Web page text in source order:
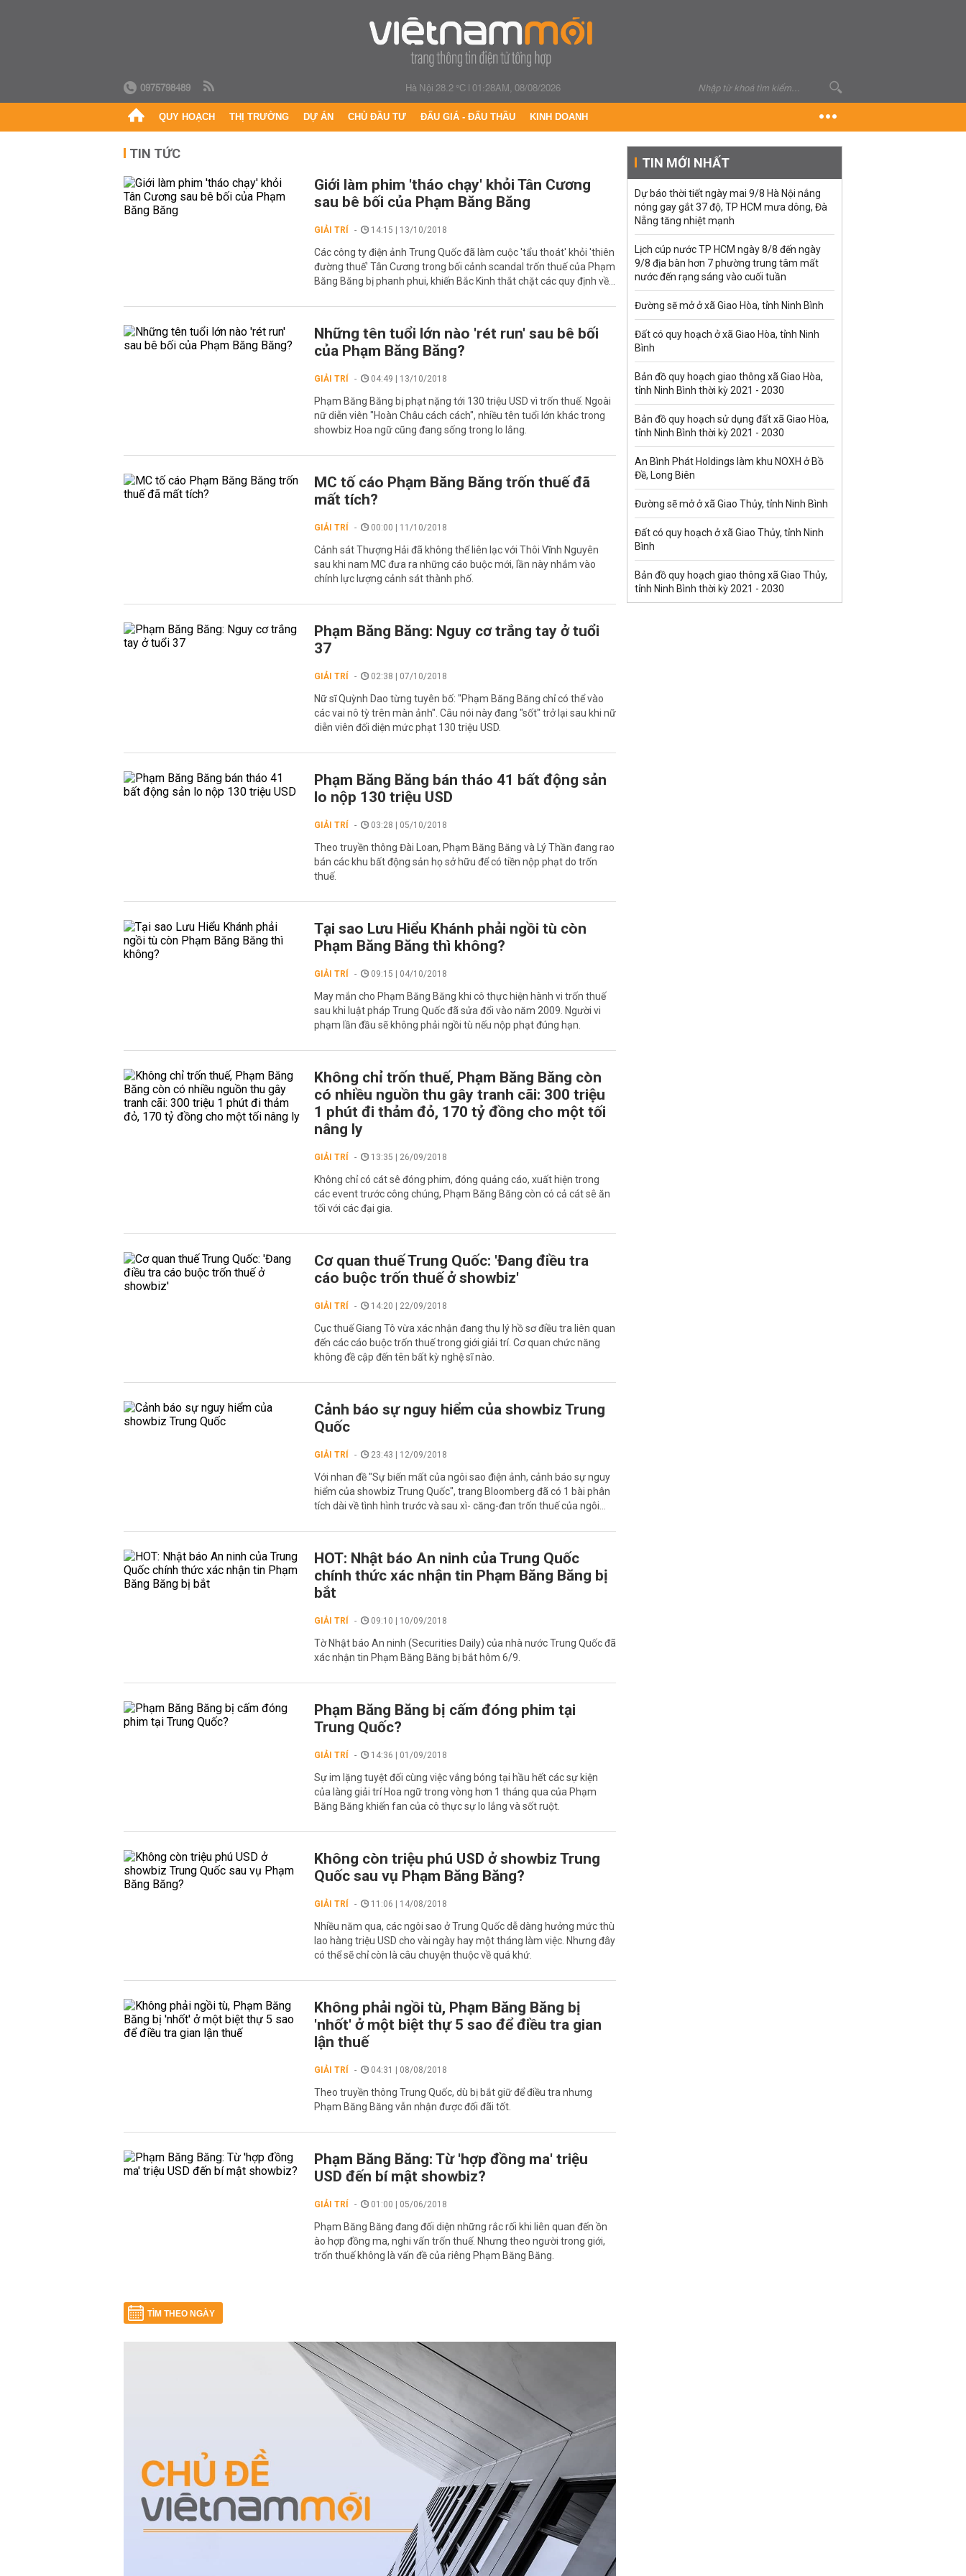
0975798489 Hà Nội 28.2 °C|01:28AM, 08/08/2026
QUY HOẠCH THỊ TRƯỜNG DỰ ÁN CHỦ ĐẦU TƯ ĐẤU GIÁ - ĐẤU THẦU KINH DOANH
TIN TỨC
Giới làm phim 'tháo chạy' khỏi Tân Cương
sau bê bối của Phạm Băng Băng
GIẢI TRÍ 14:15 | 13/10/2018
Các công ty điện ảnh Trung Quốc đã làm cuộc 'tẩu thoát' khỏi 'thiên
đường thuế' Tân Cương trong bối cảnh scandal trốn thuế của Phạm
Băng Băng bị phanh phui, khiến Bắc Kinh thắt chặt các quy định về...
Những tên tuổi lớn nào 'rét run' sau bê bối
của Phạm Băng Băng?
GIẢI TRÍ 04:49 | 13/10/2018
Phạm Băng Băng bị phạt nặng tới 130 triệu USD vì trốn thuế. Ngoài
nữ diễn viên "Hoàn Châu cách cách", nhiều tên tuổi lớn khác trong
showbiz Hoa ngữ cũng đang sống trong lo lắng.
MC tố cáo Phạm Băng Băng trốn thuế đã
mất tích?
GIẢI TRÍ 00:00 | 11/10/2018
Cảnh sát Thượng Hải đã không thể liên lạc với Thôi Vĩnh Nguyên
sau khi nam MC đưa ra những cáo buộc mới, lần này nhắm vào
chính lực lượng cảnh sát thành phố.
Phạm Băng Băng: Nguy cơ trắng tay ở tuổi
37
GIẢI TRÍ 02:38 | 07/10/2018
Nữ sĩ Quỳnh Dao từng tuyên bố: "Phạm Băng Băng chỉ có thể vào
các vai nô tỳ trên màn ảnh". Câu nói này đang "sốt" trở lại sau khi nữ
diễn viên đối diện mức phạt 130 triệu USD.
Phạm Băng Băng bán tháo 41 bất động sản
lo nộp 130 triệu USD
GIẢI TRÍ 03:28 | 05/10/2018
Theo truyền thông Đài Loan, Phạm Băng Băng và Lý Thần đang rao
bán các khu bất động sản họ sở hữu để có tiền nộp phạt do trốn
thuế.
Tại sao Lưu Hiểu Khánh phải ngồi tù còn
Phạm Băng Băng thì không?
GIẢI TRÍ 09:15 | 04/10/2018
May mắn cho Phạm Băng Băng khi cô thực hiện hành vi trốn thuế
sau khi luật pháp Trung Quốc đã sửa đổi vào năm 2009. Người vi
phạm lần đầu sẽ không phải ngồi tù nếu nộp phạt đúng hạn.
Không chỉ trốn thuế, Phạm Băng Băng còn
có nhiều nguồn thu gây tranh cãi: 300 triệu
1 phút đi thảm đỏ, 170 tỷ đồng cho một tối
nâng ly
GIẢI TRÍ 13:35 | 26/09/2018
Không chỉ có cát sê đóng phim, đóng quảng cáo, xuất hiện trong
các event trước công chúng, Phạm Băng Băng còn có cả cát sê ăn
tối với các đại gia.
Cơ quan thuế Trung Quốc: 'Đang điều tra
cáo buộc trốn thuế ở showbiz'
GIẢI TRÍ 14:20 | 22/09/2018
Cục thuế Giang Tô vừa xác nhận đang thụ lý hồ sơ điều tra liên quan
đến các cáo buộc trốn thuế trong giới giải trí. Cơ quan chức năng
không đề cập đến tên bất kỳ nghệ sĩ nào.
Cảnh báo sự nguy hiểm của showbiz Trung
Quốc
GIẢI TRÍ 23:43 | 12/09/2018
Với nhan đề "Sự biến mất của ngôi sao điện ảnh, cảnh báo sự nguy
hiểm của showbiz Trung Quốc", trang Bloomberg đã có 1 bài phân
tích dài về tình hình trước và sau xì- căng-đan trốn thuế của ngôi...
HOT: Nhật báo An ninh của Trung Quốc
chính thức xác nhận tin Phạm Băng Băng bị
bắt
GIẢI TRÍ 09:10 | 10/09/2018
Tờ Nhật báo An ninh (Securities Daily) của nhà nước Trung Quốc đã
xác nhận tin Phạm Băng Băng bị bắt hôm 6/9.
Phạm Băng Băng bị cấm đóng phim tại
Trung Quốc?
GIẢI TRÍ 14:36 | 01/09/2018
Sự im lặng tuyệt đối cùng việc vắng bóng tại hầu hết các sự kiện
của làng giải trí Hoa ngữ trong vòng hơn 1 tháng qua của Phạm
Băng Băng khiến fan của cô thực sự lo lắng và sốt ruột.
Không còn triệu phú USD ở showbiz Trung
Quốc sau vụ Phạm Băng Băng?
GIẢI TRÍ 11:06 | 14/08/2018
Nhiều năm qua, các ngôi sao ở Trung Quốc dễ dàng hưởng mức thù
lao hàng triệu USD cho vài ngày hay một tháng làm việc. Nhưng đây
có thể sẽ chỉ còn là câu chuyện thuộc về quá khứ.
Không phải ngồi tù, Phạm Băng Băng bị
'nhốt' ở một biệt thự 5 sao để điều tra gian
lận thuế
GIẢI TRÍ 04:31 | 08/08/2018
Theo truyền thông Trung Quốc, dù bị bắt giữ để điều tra nhưng
Phạm Băng Băng vẫn nhận được đối đãi tốt.
Phạm Băng Băng: Từ 'hợp đồng ma' triệu
USD đến bí mật showbiz?
GIẢI TRÍ 01:00 | 05/06/2018
Phạm Băng Băng đang đối diện những rắc rối khi liên quan đến ồn
ào hợp đồng ma, nghi vấn trốn thuế. Nhưng theo người trong giới,
trốn thuế không là vấn đề của riêng Phạm Băng Băng.
TÌM THEO NGÀY
TIN MỚI NHẤT
Dự báo thời tiết ngày mai 9/8 Hà Nội nắng
nóng gay gắt 37 độ, TP HCM mưa dông, Đà
Nẵng tăng nhiệt mạnh
Lịch cúp nước TP HCM ngày 8/8 đến ngày
9/8 địa bàn hơn 7 phường trung tâm mất
nước đến rạng sáng vào cuối tuần
Đường sẽ mở ở xã Giao Hòa, tỉnh Ninh Bình
Đất có quy hoạch ở xã Giao Hòa, tỉnh Ninh
Bình
Bản đồ quy hoạch giao thông xã Giao Hòa,
tỉnh Ninh Bình thời kỳ 2021 - 2030
Bản đồ quy hoạch sử dụng đất xã Giao Hòa,
tỉnh Ninh Bình thời kỳ 2021 - 2030
An Bình Phát Holdings làm khu NOXH ở Bồ
Đề, Long Biên
Đường sẽ mở ở xã Giao Thủy, tỉnh Ninh Bình
Đất có quy hoạch ở xã Giao Thủy, tỉnh Ninh
Bình
Bản đồ quy hoạch giao thông xã Giao Thủy,
tỉnh Ninh Bình thời kỳ 2021 - 2030